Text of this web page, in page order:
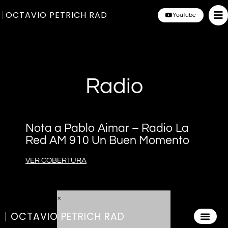
OCTAVIO PETRICH RAD Youtube
Radio
Nota a Pablo Aimar – Radio La
Red AM 910 Un Buen Momento
VER COBERTURA
OCTAVIO PETRICH RAD